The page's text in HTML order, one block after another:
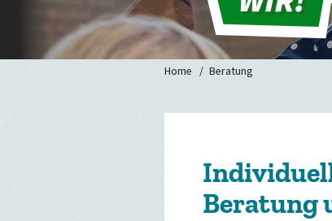
Home Beratung
Beratung